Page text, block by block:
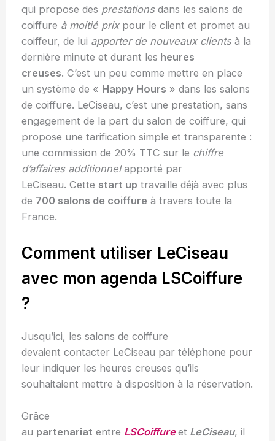
qui propose des prestationsdans les salons de
coiffure à moitié prixpour le client et promet au
coiffeur, de lui apporter de nouveaux clientsà la
dernière minute et durant les heures
creuses. C’est un peu comme mettre en place
un système de « Happy Hours » dans les salons
de coiffure. LeCiseau, c’est une prestation, sans
engagement de la part du salon de coiffure, qui
propose une tarification simple et transparente :
une commission de 20% TTC sur le chiffre
d’affaires additionnelapporté par
LeCiseau. Cette start up travaille déjà avec plus
de 700 salons de coiffure à travers toute la
France.
Comment utiliser LeCiseau
avec mon agenda LSCoiffure
?
Jusqu’ici, les salons de coiffure
devaient contacter LeCiseau par téléphone pour
leur indiquer les heures creuses qu’ils
souhaitaient mettre à disposition à la réservation.
Grâce
au partenariat entre LSCoiffure et LeCiseau, il